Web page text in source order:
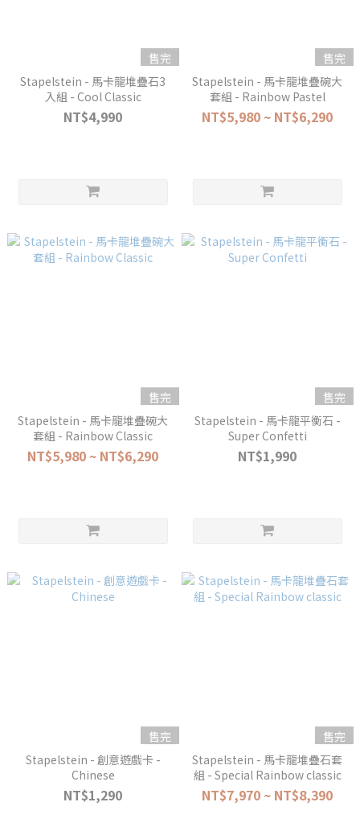
售完
Stapelstein - 馬卡龍堆疊石3
入組 - Cool Classic
NT$4,990
售完
Stapelstein - 馬卡龍堆疊碗大
套組 - Rainbow Pastel
NT$5,980 ~ NT$6,290
售完
Stapelstein - 馬卡龍堆疊碗大
套組 - Rainbow Classic
NT$5,980 ~ NT$6,290
售完
Stapelstein - 馬卡龍平衡石 -
Super Confetti
NT$1,990
售完
Stapelstein - 創意遊戲卡 -
Chinese
NT$1,290
售完
Stapelstein - 馬卡龍堆疊石套
組 - Special Rainbow classic
NT$7,970 ~ NT$8,390